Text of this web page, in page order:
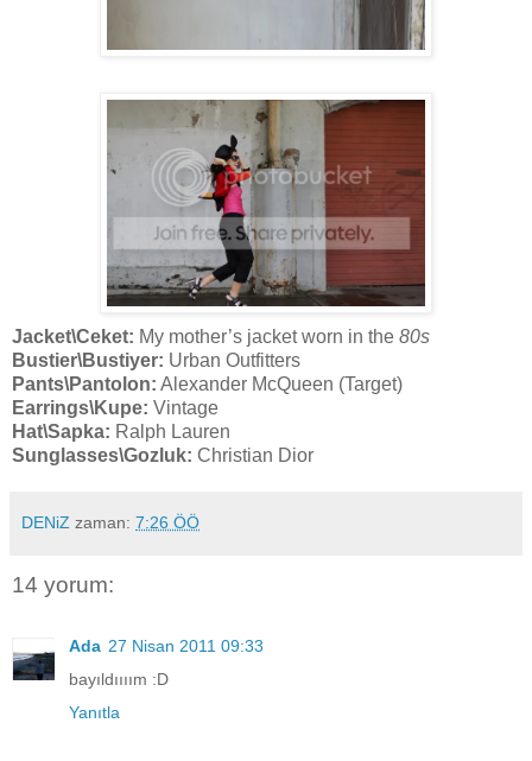
Jacket\Ceket: My mother’s jacket worn in the 80s
Bustier\Bustiyer: Urban Outfitters
Pants\Pantolon: Alexander McQueen (Target)
Earrings\Kupe: Vintage
Hat\Sapka: Ralph Lauren
Sunglasses\Gozluk: Christian Dior
DENiZ zaman: 7:26 ÖÖ
14 yorum:
Ada 27 Nisan 2011 09:33
bayıldıııım :D
Yanıtla